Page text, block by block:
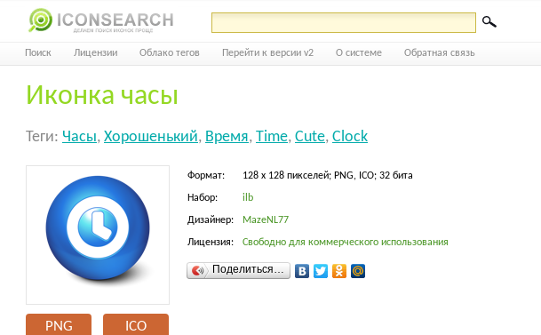
Поиск Лицензии Облако тегов Перейти к версии v2 О системе Обратная связь
Иконка часы
Теги: Часы, Хорошенький, Время, Time, Cute, Clock
PNG ICO
Формат: 128 x 128 пикселей; PNG, ICO; 32 бита
Набор: ilb
Дизайнер: MazeNL77
Лицензия: Свободно для коммерческого использования
Поделиться…